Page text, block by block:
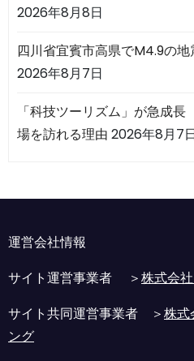
2026年8月8日
四川省宜賓市高県でM4.9の
2026年8月7日
「科技ツーリズム」が急成
場を訪れる理由 2026年8月7
運営会社情報
サイト運営事業者 ＞株式会
サイト共同運営事業者 ＞株式
ング